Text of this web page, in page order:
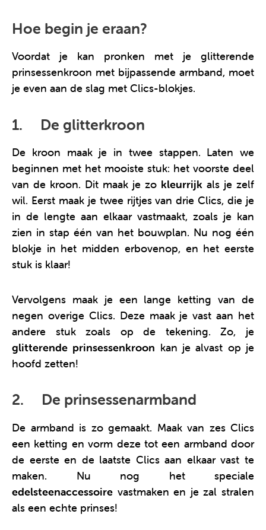
Hoe begin je eraan?
Voordat je kan pronken met je glitterende
prinsessenkroon met bijpassende armband, moet
je even aan de slag met Clics-blokjes.
1. De glitterkroon
De kroon maak je in twee stappen. Laten we
beginnen met het mooiste stuk: het voorste deel
van de kroon. Dit maak je zo kleurrijk als je zelf
wil. Eerst maak je twee rijtjes van drie Clics, die je
in de lengte aan elkaar vastmaakt, zoals je kan
zien in stap één van het bouwplan. Nu nog één
blokje in het midden erbovenop, en het eerste
stuk is klaar!
Vervolgens maak je een lange ketting van de
negen overige Clics. Deze maak je vast aan het
andere stuk zoals op de tekening. Zo, je
glitterende prinsessenkroon kan je alvast op je
hoofd zetten!
2. De prinsessenarmband
De armband is zo gemaakt. Maak van zes Clics
een ketting en vorm deze tot een armband door
de eerste en de laatste Clics aan elkaar vast te
maken. Nu nog het speciale
edelsteenaccessoire vastmaken en je zal stralen
als een echte prinses!